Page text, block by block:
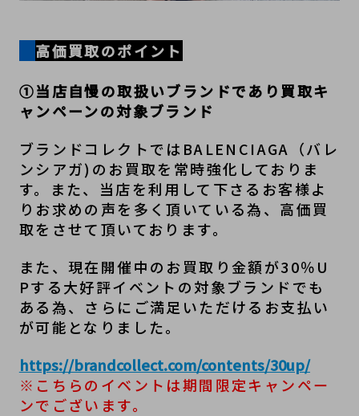
高価買取のポイント
①当店自慢の取扱いブランドであり買取キ
ャンペーンの対象ブランド
ブランドコレクトではBALENCIAGA（バレ
ンシアガ)のお買取を常時強化しておりま
す。また、当店を利用して下さるお客様よ
りお求めの声を多く頂いている為、高価買
取をさせて頂いております。
また、現在開催中のお買取り金額が30％U
Pする大好評イベントの対象ブランドでも
ある為、さらにご満足いただけるお支払い
が可能となりました。
https://brandcollect.com/contents/30up/
※こちらのイベントは期間限定キャンペー
ンでございます。